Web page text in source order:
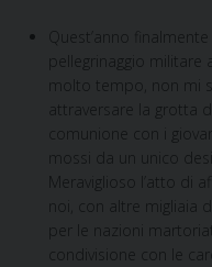
Quest’anno
pellegrinaggio militare
molto tempo, non mi
attraversare la grotta
comunione con i
mossi da un unico
Meraviglioso l’atto di
noi, con altre migliaia
per le nazioni
condivisione con le